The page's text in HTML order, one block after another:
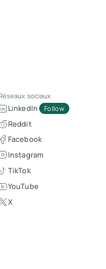
sociaux
LinkedIn Follow
Reddit
Facebook
Instagram
TikTok
YouTube
X